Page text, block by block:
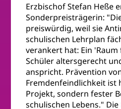
Erzbischof Stefan Heße
Sonderpreisträgerin:
preiswürdig, weil sie
schulischen Lehrplan
verankert hat: Ein
Schüler altersgerecht
anspricht. Prävention
Fremdenfeindlichkeit ist
Projekt, sondern fester
schulischen Lebens."